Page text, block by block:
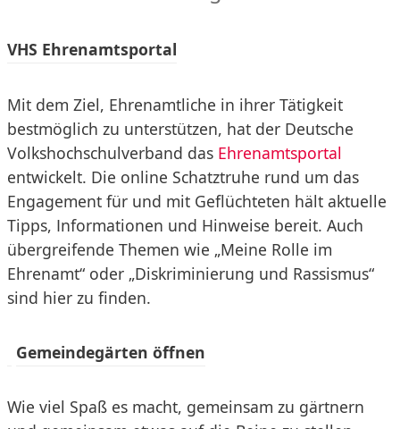
VHS Ehrenamtsportal
Mit dem Ziel, Ehrenamtliche in ihrer Tätigkeit
bestmöglich zu unterstützen, hat der Deutsche
Volkshochschulverband das Ehrenamtsportal
entwickelt. Die online Schatztruhe rund um das
Engagement für und mit Geflüchteten hält aktuelle
Tipps, Informationen und Hinweise bereit. Auch
übergreifende Themen wie „Meine Rolle im
Ehrenamt“ oder „Diskriminierung und Rassismus“
sind hier zu finden.
Gemeindegärten öffnen
Wie viel Spaß es macht, gemeinsam zu gärtnern